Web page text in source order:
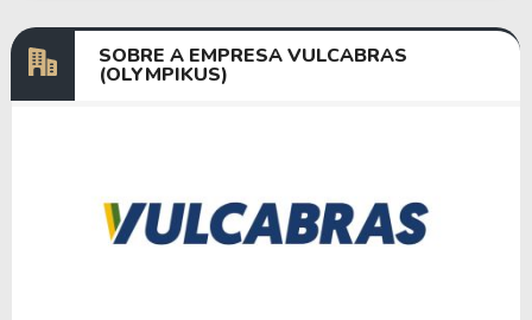
SOBRE A EMPRESA VULCABRAS
(OLYMPIKUS)